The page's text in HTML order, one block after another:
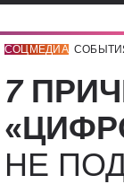
СОЦМЕДИА
7
НЕ